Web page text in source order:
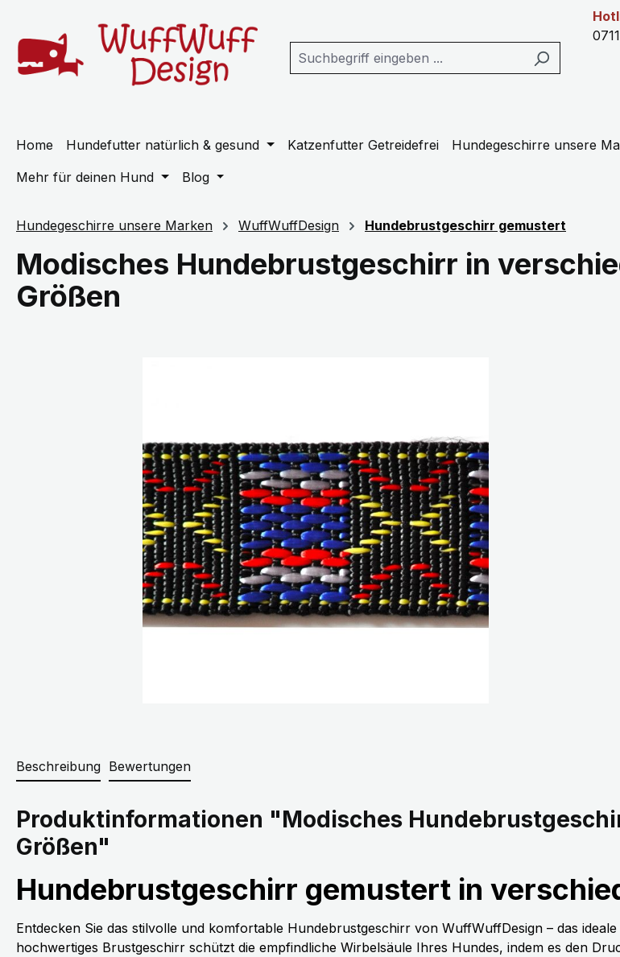
Home Hundefutter natürlich & gesund Katzenfutter Getreidefrei Hundegeschirre unsere
Mehr für deinen Hund
Blog
Hundegeschirre unsere Marken WuffWuffDesign Hundebrustgeschirr gemustert
Modisches Hundebrustgeschirr in
Größen
Beschreibung Bewertungen
Produktinformationen "Modisches
Größen"
Hundebrustgeschirr gemustert in
Entdecken Sie das stilvolle und komfortable Hundebrustgeschirr von WuffWuffDesign – das
hochwertiges Brustgeschirr schützt die empfindliche Wirbelsäule Ihres Hundes, indem es den